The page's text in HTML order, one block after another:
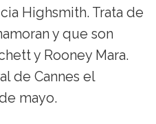
Highsmith. Trata de
y que son
y Rooney Mara.
de Cannes el
mayo.